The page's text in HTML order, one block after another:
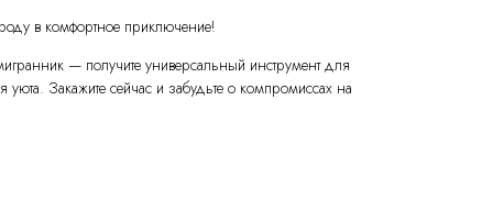
в комфортное приключение!
— получите универсальный инструмент для
уюта. Закажите сейчас и забудьте о компромиссах на